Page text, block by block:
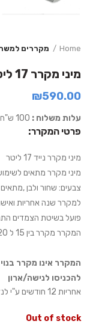
Home מקררים
מיני מקרר 17 ליטר לבית ולרכב
₪590.00
עלות משלוח : 100 ש"ח
פרטי המקרר:
מיני מקרר נייד 17 ליטר
מיני מקרר מתאים לשימוש
צבעים: שחור ולבן
למקרר שנה אחריות
פועל בשיטת הצמדים
המקרר מקרר בין 15 ל 20 מעלות צלזיוס מתחת לטמפרטורת הסביבה.
המקרר אינו מקרר
להכניסו לנישה/ארון
אחריות 12 חודשים ע"י לנדרס טריידינג. התמונות הינן להמחשה בלבד
Out of stock